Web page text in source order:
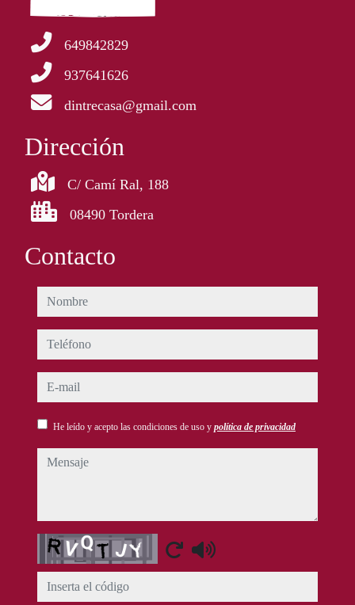
649842829
937641626
dintrecasa@gmail.com
Dirección
C/ Camí Ral, 188
08490 Tordera
Contacto
nombre
teléfono
e-mail
He leído y acepto las condiciones de uso y política de privacidad
mensaje
Captcha